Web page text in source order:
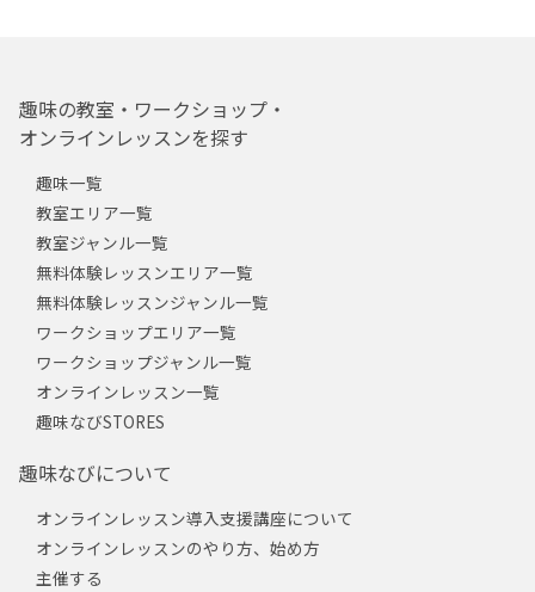
趣味の教室・ワークショップ・
オンラインレッスンを探す
趣味一覧
教室エリア一覧
教室ジャンル一覧
無料体験レッスンエリア一覧
無料体験レッスンジャンル一覧
ワークショップエリア一覧
ワークショップジャンル一覧
オンラインレッスン一覧
趣味なびSTORES
趣味なびについて
オンラインレッスン導入支援講座について
オンラインレッスンのやり方、始め方
主催する